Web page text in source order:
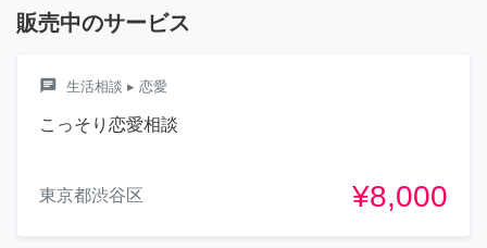
販売中のサービス
chat 生活相談 ▸ 恋愛
こっそり恋愛相談
東京都渋谷区 ¥8,000